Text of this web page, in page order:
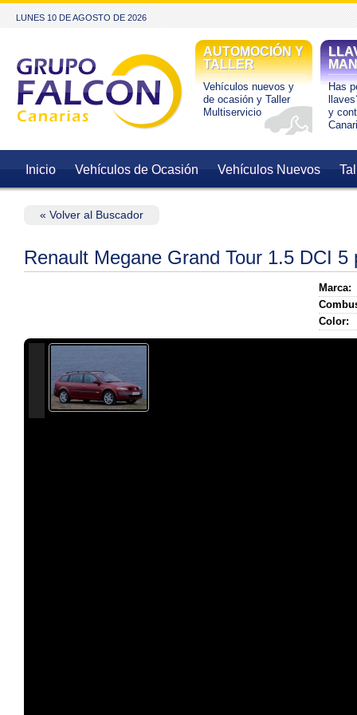
LUNES 10 DE AGOSTO DE 2026
AUTOMOCIÓN Y
TALLER
Vehículos nuevos y
de ocasión y Taller
Multiservicio
Has
y
Inicio Vehículos de Ocasión Vehículos Nuevos
« Volver al Buscador
Renault Megane Grand Tour 1.5 DCI 5
Marca:
Color: